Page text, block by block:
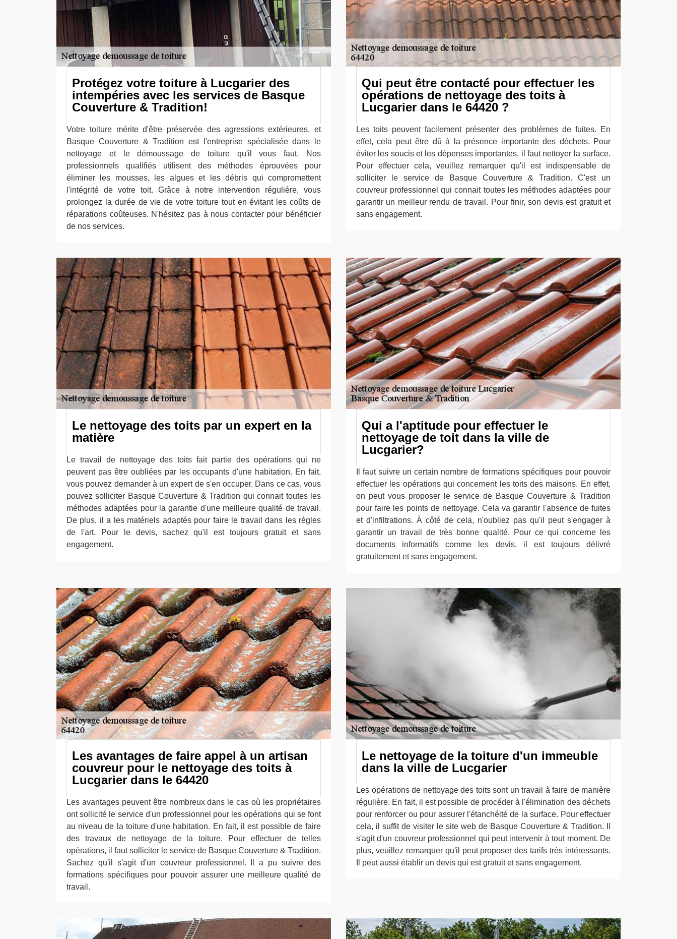
Protégez votre toiture à Lucgarier des
intempéries avec les services de Basque
Couverture & Tradition!
Votre toiture mérite d'être préservée des agressions extérieures, et
Basque Couverture & Tradition est l'entreprise spécialisée dans le
nettoyage et le démoussage de toiture qu'il vous faut. Nos
professionnels qualifiés utilisent des méthodes éprouvées pour
éliminer les mousses, les algues et les débris qui compromettent
l'intégrité de votre toit. Grâce à notre intervention régulière, vous
prolongez la durée de vie de votre toiture tout en évitant les coûts de
réparations coûteuses. N'hésitez pas à nous contacter pour bénéficier
de nos services.
Qui peut être contacté pour effectuer les
opérations de nettoyage des toits à
Lucgarier dans le 64420 ?
Les toits peuvent facilement présenter des problèmes de fuites. En
effet, cela peut être dû à la présence importante des déchets. Pour
éviter les soucis et les dépenses importantes, il faut nettoyer la surface.
Pour effectuer cela, veuillez remarquer qu'il est indispensable de
solliciter le service de Basque Couverture & Tradition. C'est un
couvreur professionnel qui connait toutes les méthodes adaptées pour
garantir un meilleur rendu de travail. Pour finir, son devis est gratuit et
sans engagement.
Le nettoyage des toits par un expert en la
matière
Le travail de nettoyage des toits fait partie des opérations qui ne
peuvent pas être oubliées par les occupants d'une habitation. En fait,
vous pouvez demander à un expert de s'en occuper. Dans ce cas, vous
pouvez solliciter Basque Couverture & Tradition qui connait toutes les
méthodes adaptées pour la garantie d'une meilleure qualité de travail.
De plus, il a les matériels adaptés pour faire le travail dans les règles
de l'art. Pour le devis, sachez qu'il est toujours gratuit et sans
engagement.
Qui a l'aptitude pour effectuer le
nettoyage de toit dans la ville de
Lucgarier?
Il faut suivre un certain nombre de formations spécifiques pour pouvoir
effectuer les opérations qui concernent les toits des maisons. En effet,
on peut vous proposer le service de Basque Couverture & Tradition
pour faire les points de nettoyage. Cela va garantir l'absence de fuites
et d'infiltrations. À côté de cela, n'oubliez pas qu'il peut s'engager à
garantir un travail de très bonne qualité. Pour ce qui concerne les
documents informatifs comme les devis, il est toujours délivré
gratuitement et sans engagement.
Les avantages de faire appel à un artisan
couvreur pour le nettoyage des toits à
Lucgarier dans le 64420
Les avantages peuvent être nombreux dans le cas où les propriétaires
ont sollicité le service d'un professionnel pour les opérations qui se font
au niveau de la toiture d'une habitation. En fait, il est possible de faire
des travaux de nettoyage de la toiture. Pour effectuer de telles
opérations, il faut solliciter le service de Basque Couverture & Tradition.
Sachez qu'il s'agit d'un couvreur professionnel. Il a pu suivre des
formations spécifiques pour pouvoir assurer une meilleure qualité de
travail.
Le nettoyage de la toiture d'un immeuble
dans la ville de Lucgarier
Les opérations de nettoyage des toits sont un travail à faire de manière
régulière. En fait, il est possible de procéder à l'élimination des déchets
pour renforcer ou pour assurer l'étanchéité de la surface. Pour effectuer
cela, il suffit de visiter le site web de Basque Couverture & Tradition. Il
s'agit d'un couvreur professionnel qui peut intervenir à tout moment. De
plus, veuillez remarquer qu'il peut proposer des tarifs très intéressants.
Il peut aussi établir un devis qui est gratuit et sans engagement.